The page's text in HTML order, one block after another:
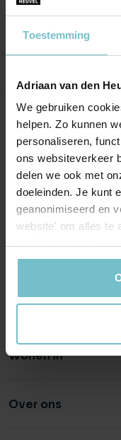
Toestemming
Adriaan van den
We gebruiken
helpen. Zo kunnen
personaliseren,
ons websiteverkeer
delen we ook met
doeleinden. Je kunt
geanonimiseerd en
website' om alles te
vragen die
Onze
Helmond
Hoofdstraat 155
5706 AL Helmond
info@heuvel.nl
0492 - 661 884
Wonen in
Over ons